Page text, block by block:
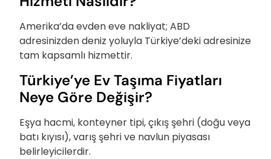
Amerika’da evden eve nakliyat; ABD
adresinizden deniz yoluyla Türkiye’deki adresinize
tam kapsamlı hizmettir.
Türkiye’ye Ev Taşıma Fiyatları
Neye Göre Değişir?
Eşya hacmi, konteyner tipi, çıkış şehri (doğu veya
batı kıyısı), varış şehri ve navlun piyasası
belirleyicilerdir.